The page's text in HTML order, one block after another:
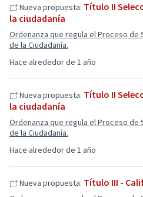
Hace alrededor de 1 año
Nueva propuesta: Título II
la ciudadanía
Ordenanza que regula el Proceso
de la Ciudadanía.
Hace alrededor de 1 año
Nueva propuesta: Título II
la ciudadanía
Ordenanza que regula el Proceso
de la Ciudadanía.
Nueva propuesta: Título III -